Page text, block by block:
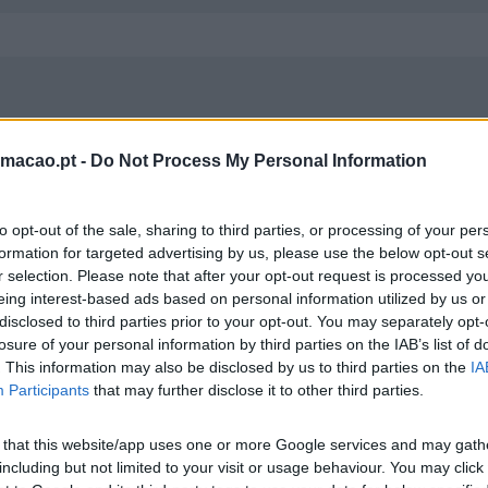
- Do Not Process My Personal Information
opt-out of the sale, sharing to third parties, or processing of your
for targeted advertising by us, please use the below opt-out
selection. Please note that after your opt-out request is processed
interest-based ads based on personal information utilized by us
to third parties prior to your opt-out. You may separately
of your personal information by third parties on the IAB’s list of
This information may also be disclosed by us to third parties on the
Participants that may further disclose it to other third parties.
that this website/app uses one or more Google services and may
but not limited to your visit or usage behaviour. You may
E DOMINAR OS RISCOS
Artificial, garantindo sistemas de IA mais seguros,
DE INTELIGÊNCIA ARTIFICIAL
segura e conforme a regulamentação.